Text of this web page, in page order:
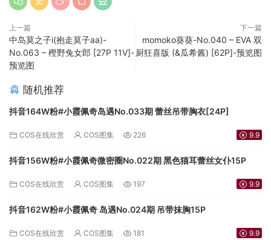
上一篇
中岛莫之子i(抱走莫子aa)-
No.063 – 樫野兔女郎 [27P 11V]-
预览图
下一篇
momoko葵葵-No.040 – EVA 双
厨狂喜版 (&瓜希酱) [62P]-预览图
随机推荐
抖音164W粉#小霞佩奇岛遇No.033期 蕾丝吊带胸衣[24P]
COS在线欣赏 COS图集 226 9.9
抖音156W粉#小霞佩奇微密圈No.022期 黑色猫耳蕾丝女仆15P
COS在线欣赏 COS图集 197 9.9
抖音162W粉#小霞佩奇 岛遇No.024期 吊带抹胸15P
COS在线欣赏 COS图集 181 9.9